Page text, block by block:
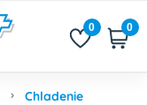
0 0
Chladenie